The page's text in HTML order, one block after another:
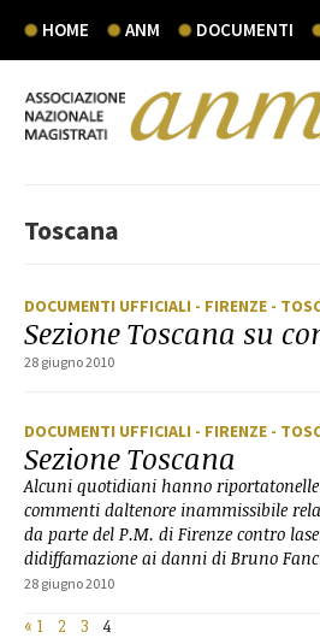
HOME ANM DOCUMENTI
Toscana
DOCUMENTI UFFICIALI - FIRENZE -
Sezione Toscana su
28 giugno 2010
DOCUMENTI UFFICIALI - FIRENZE -
Sezione Toscana
Alcuni quotidiani hanno riportatonelle
commenti daltenore inammissibile
da parte del P.M. di Firenze contro
didiffamazione ai danni di Bruno
28 giugno 2010
« 1 2 3 4